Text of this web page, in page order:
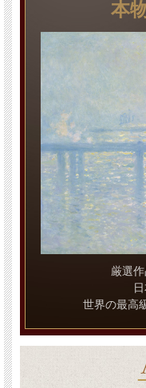
本
厳選作
世界の最高